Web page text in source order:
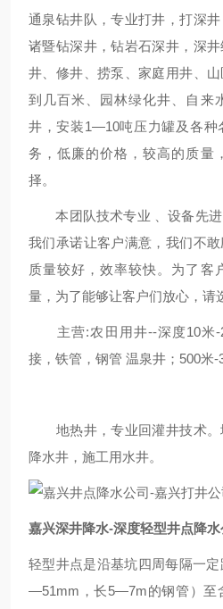
通泉钻井队，专业打井，打深
诸暨钻深井，钻岩石深井，深
井、修井、捞泵、家庭用井、
到几百米、园林绿化井、自来
井，安装1—10吨压力罐及各种
务，低廉的价格，较高的质量
择。
本团队技术专业 、设备先进
我们承诺让客户满意，我们不
质量较好，效率较快。为了客
量，为了能够让客户们放心，请
主营:农田用井--深度10米-
接，铁管，钢管 温泉井；500米-
地热井，专业回灌井技术。
降水井，施工用水井。
嘉兴深井降水-深度轻型井点降水
轻型井点是沿基坑四周每隔一
—51mm，长5—7m的钢管）至